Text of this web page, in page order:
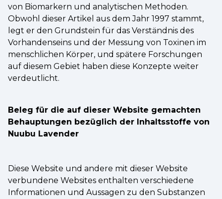
von Biomarkern und analytischen Methoden.
Obwohl dieser Artikel aus dem Jahr 1997 stammt,
legt er den Grundstein für das Verständnis des
Vorhandenseins und der Messung von Toxinen im
menschlichen Körper, und spätere Forschungen
auf diesem Gebiet haben diese Konzepte weiter
verdeutlicht.
Beleg für die auf dieser Website gemachten
Behauptungen bezüglich der Inhaltsstoffe von
Nuubu Lavender
Diese Website und andere mit dieser Website
verbundene Websites enthalten verschiedene
Informationen und Aussagen zu den Substanzen